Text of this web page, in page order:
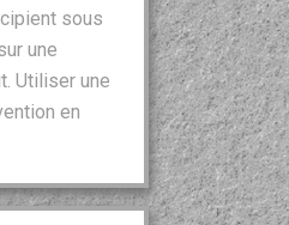
sous
une
Utiliser une
en